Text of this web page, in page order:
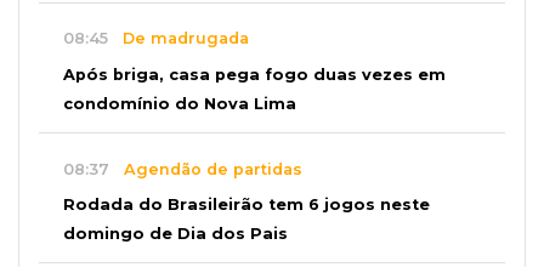
08:45 De madrugada
Após briga, casa pega fogo duas vezes em
condomínio do Nova Lima
08:37 Agendão de partidas
Rodada do Brasileirão tem 6 jogos neste
domingo de Dia dos Pais